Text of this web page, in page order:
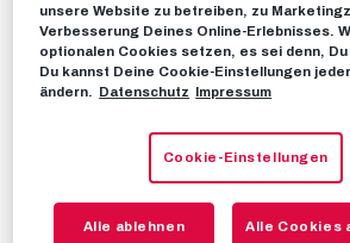
Unser Neuzugang aus
unsere Website zu betreiben, zu
Verbesserung Deines Online-Erlebnisses.
optionalen Cookies setzen, es sei denn,
Du kannst Deine Cookie-Einstellungen
ändern.
Datenschutz Impressum
Cookie-Einstellungen
Alle ablehnen Alle Cookies